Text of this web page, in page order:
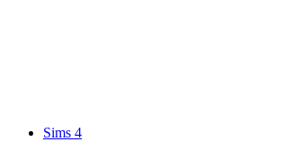
Sims 4